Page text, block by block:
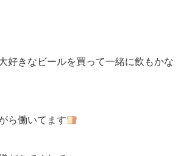
好きなビールを買って一緒に飲もかな
ら働いてます